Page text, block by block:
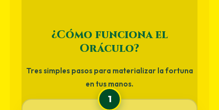
¿Cómo funciona el
Oráculo?
Tres simples pasos para materializar la fortuna
en tus manos.
1